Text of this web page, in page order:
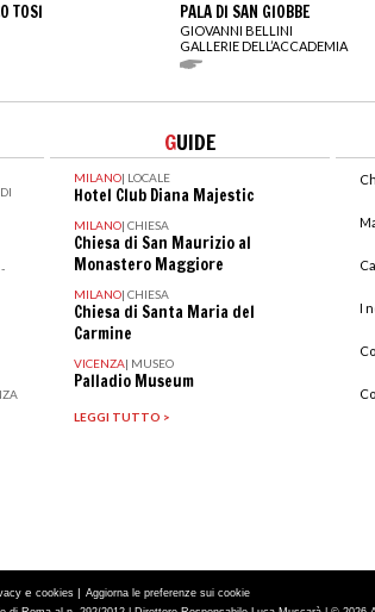
TOSI PALA DI SAN GIOBBE
GIOVANNI BELLINI
GALLERIE DELL’ACCADEMIA
GUIDE
MILANO| LOCALE
Hotel Club Diana Majestic
MILANO| CHIESA
Chiesa di San Maurizio al
Monastero Maggiore
MILANO| CHIESA
Chiesa di Santa Maria del
Carmine
VICENZA| MUSEO
Palladio Museum
LEGGI TUTTO >
I
e cookies | Aggiorna le preferenze sui cookie